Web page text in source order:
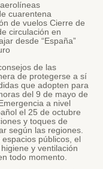
cuarentena
de vuelos Cierre de
circulación en
desde “España”
de las
de protegerse a sí
que adopten para
del 9 de mayo de
a nivel
el 25 de octubre
y toques de
según las regiones.
públicos, el
y ventilación
todo momento.